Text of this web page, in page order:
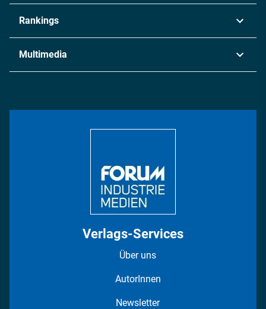
Chemie
Metall
Energie
Rankings
Multimedia
Verlags-Services
Über uns
AutorInnen
Newsletter